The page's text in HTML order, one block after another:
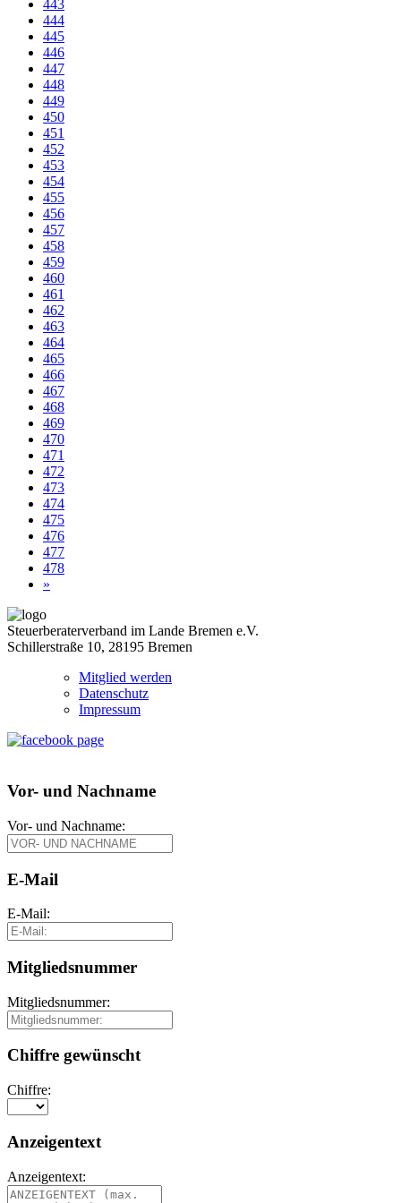
443
444
445
446
447
448
449
450
451
452
453
454
455
456
457
458
459
460
461
462
463
464
465
466
467
468
469
470
471
472
473
474
475
476
477
478
»
Steuerberaterverband im Lande Bremen e.V.
Schillerstraße 10, 28195 Bremen
Mitglied werden
Datenschutz
Impressum
Vor- und Nachname
Vor- und Nachname:
E-Mail
E-Mail:
Mitgliedsnummer
Mitgliedsnummer:
Chiffre gewünscht
Chiffre:
Anzeigentext
Anzeigentext: